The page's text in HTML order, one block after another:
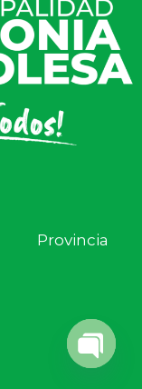
Provincia